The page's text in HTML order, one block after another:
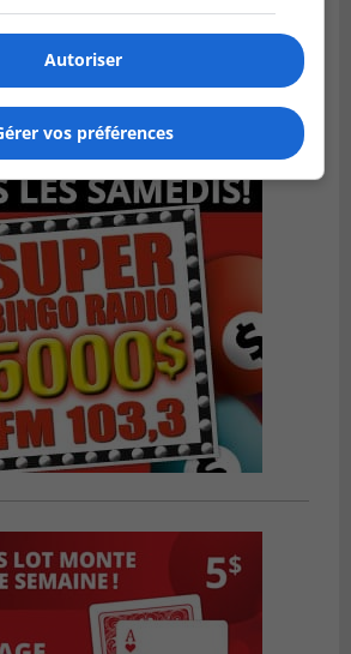
14h47
200 curieux à
Autoriser
vos préférences